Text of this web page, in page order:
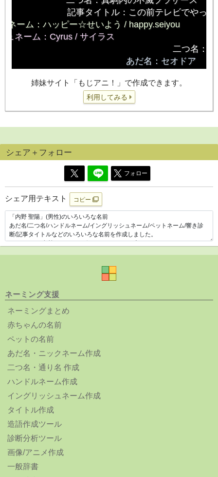
姉妹サイト「もじアニ！」で作成できます。
利用してみる
シェア＋フォロー
フォロー
シェア用テキスト コピー
ネーミング支援
ネーミングまとめ
赤ちゃんの名前
ペットの名前
あだ名・ニックネーム作成
二つ名・通り名 作成
ハンドルネーム作成
イングリッシュネーム作成
タイトル作成
造語作成ツール
診断分析ツール
画像/アニメ作成
一般辞書